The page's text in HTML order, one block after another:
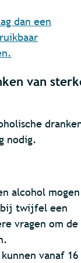
dan een
van
nodig.
alcohol mogen
bij twijfel een
vragen om de
vanaf 16